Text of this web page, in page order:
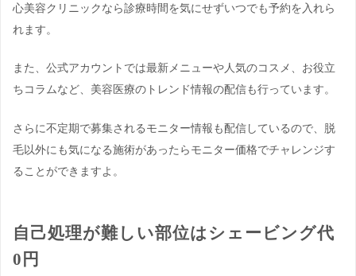
心美容クリニックなら診療時間を気にせずいつでも予約を入れら
れます。
また、公式アカウントでは最新メニューや人気のコスメ、お役立
ちコラムなど、美容医療のトレンド情報の配信も行っています。
さらに不定期で募集されるモニター情報も配信しているので、脱
毛以外にも気になる施術があったらモニター価格でチャレンジす
ることができますよ。
自己処理が難しい部位はシェービング代
0円